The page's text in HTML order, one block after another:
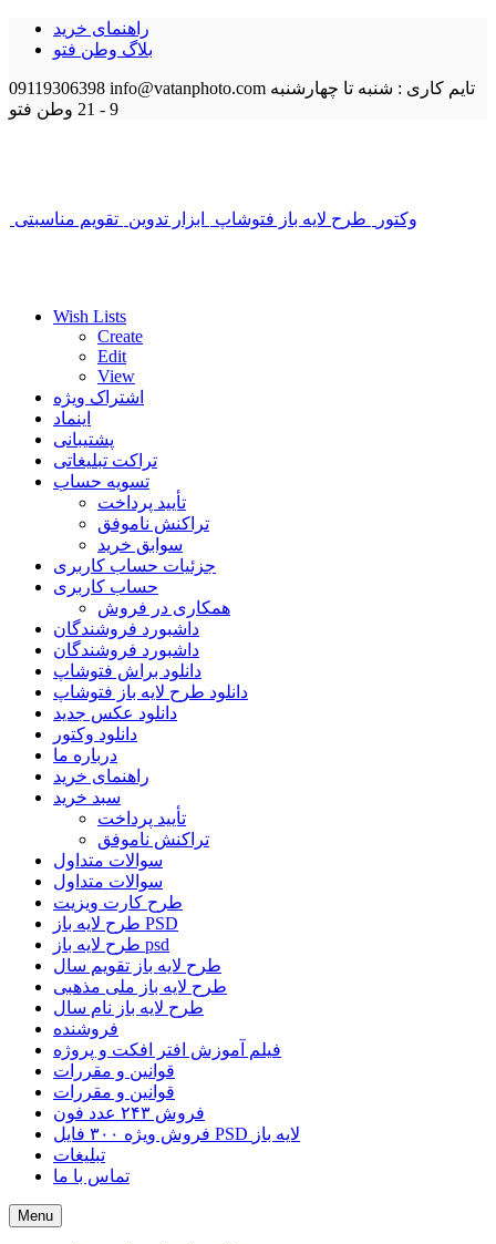
راهنمای خرید
بلاگ وطن فتو
09119306398 info@vatanphoto.com تایم کاری : شنبه تا چهارشنبه
9 - 21
وطن فتو
وکتور طرح لایه باز فتوشاپ ابزار تدوین تقویم مناسبتی
Wish Lists
Create
Edit
View
اشتراک ویژه
اینماد
پشتیبانی
تراکت تبلیغاتی
تسویه حساب
تأیید پرداخت
تراکنش ناموفق
سوابق خرید
جزئیات حساب کاربری
حساب کاربری
همکاری در فروش
داشبورد فروشندگان
داشبورد فروشندگان
دانلود براش فتوشاپ
دانلود طرح لایه باز فتوشاپ
دانلود عکس جدید
دانلود وکتور
درباره ما
راهنمای خرید
سبد خرید
تأیید پرداخت
تراکنش ناموفق
سوالات متداول
سوالات متداول
طرح کارت ویزیت
طرح لایه باز PSD
طرح لایه باز psd
طرح لایه باز تقویم سال
طرح لایه باز ملی مذهبی
طرح لایه باز نام سال
فروشنده
فیلم آموزش افتر افکت و پروژه
قوانین و مقررات
قوانین و مقررات
فروش ۲۴۳ عدد فون
فروش ویژه ۳۰۰ فایل PSD لایه باز
تبلیغات
تماس با ما
Menu